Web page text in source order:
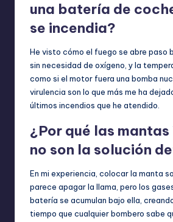
una batería de
se incendia?
He visto cómo el fuego se abre paso
sin necesidad de oxígeno, y la
como si el motor fuera una bomba
virulencia son lo que más me ha
últimos incendios que he atendido.
¿Por qué las
no son la solución
En mi experiencia, colocar la manta
parece apagar la llama, pero los
batería se acumulan bajo ella,
tiempo que cualquier bombero sabe